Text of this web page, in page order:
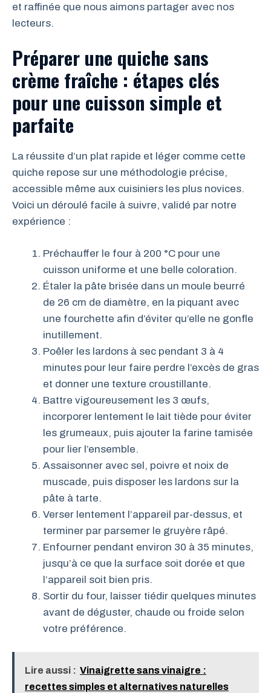
et raffinée que nous aimons partager avec nos
lecteurs.
Préparer une quiche sans
crème fraîche : étapes clés
pour une cuisson simple et
parfaite
La réussite d’un plat rapide et léger comme cette
quiche repose sur une méthodologie précise,
accessible même aux cuisiniers les plus novices.
Voici un déroulé facile à suivre, validé par notre
expérience :
Préchauffer le four à 200 °C pour une
cuisson uniforme et une belle coloration.
Étaler la pâte brisée dans un moule beurré
de 26 cm de diamètre, en la piquant avec
une fourchette afin d’éviter qu’elle ne gonfle
inutillement.
Poêler les lardons à sec pendant 3 à 4
minutes pour leur faire perdre l’excès de gras
et donner une texture croustillante.
Battre vigoureusement les 3 œufs,
incorporer lentement le lait tiède pour éviter
les grumeaux, puis ajouter la farine tamisée
pour lier l’ensemble.
Assaisonner avec sel, poivre et noix de
muscade, puis disposer les lardons sur la
pâte à tarte.
Verser lentement l’appareil par-dessus, et
terminer par parsemer le gruyère râpé.
Enfourner pendant environ 30 à 35 minutes,
jusqu’à ce que la surface soit dorée et que
l’appareil soit bien pris.
Sortir du four, laisser tiédir quelques minutes
avant de déguster, chaude ou froide selon
votre préférence.
Lire aussi : Vinaigrette sans vinaigre :
recettes simples et alternatives naturelles